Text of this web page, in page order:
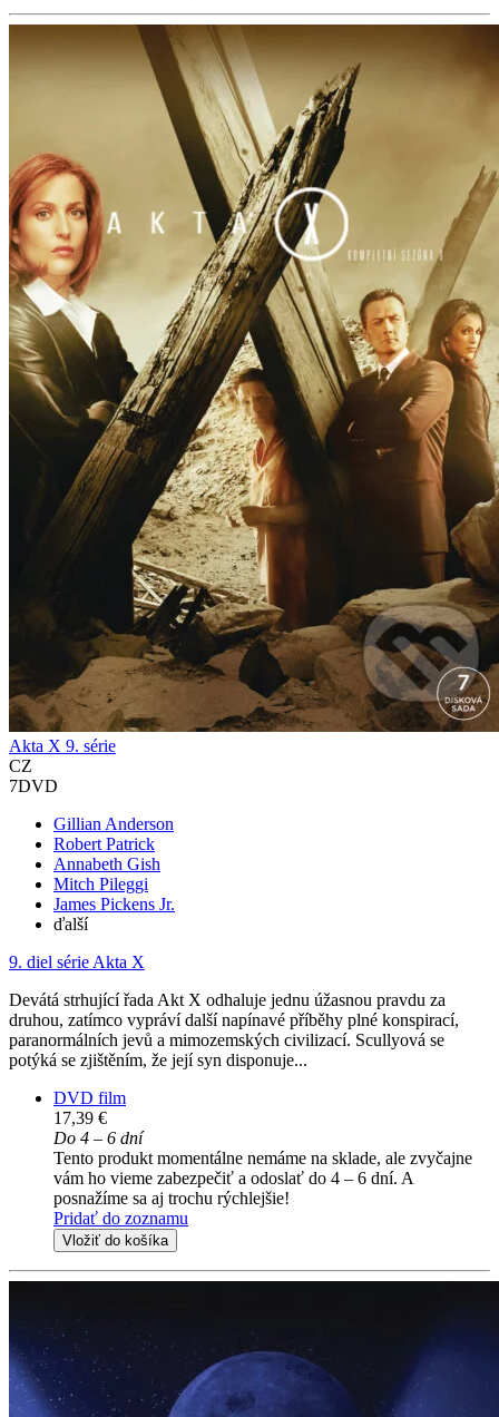
Akta X 9. série
CZ
7DVD
Gillian Anderson
Robert Patrick
Annabeth Gish
Mitch Pileggi
James Pickens Jr.
ďalší
9. diel série Akta X
Devátá strhující řada Akt X odhaluje jednu úžasnou pravdu za
druhou, zatímco vypráví další napínavé příběhy plné konspirací,
paranormálních jevů a mimozemských civilizací. Scullyová se
potýká se zjištěním, že její syn disponuje...
DVD film
17,39 €
Do 4 – 6 dní
Tento produkt momentálne nemáme na sklade, ale zvyčajne
vám ho vieme zabezpečiť a odoslať do 4 – 6 dní. A
posnažíme sa aj trochu rýchlejšie!
Pridať do zoznamu
Vložiť do košíka